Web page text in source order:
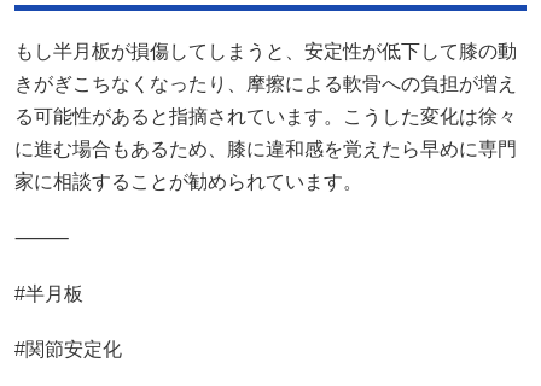
もし半月板が損傷してしまうと、安定性が低下して膝の動
きがぎこちなくなったり、摩擦による軟骨への負担が増え
る可能性があると指摘されています。こうした変化は徐々
に進む場合もあるため、膝に違和感を覚えたら早めに専門
家に相談することが勧められています。
⸻
#半月板
#関節安定化